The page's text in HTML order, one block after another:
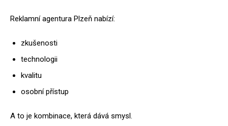
Reklamní agentura Plzeň nabízí:
zkušenosti
technologii
kvalitu
osobní přístup
A to je kombinace, která dává smysl.